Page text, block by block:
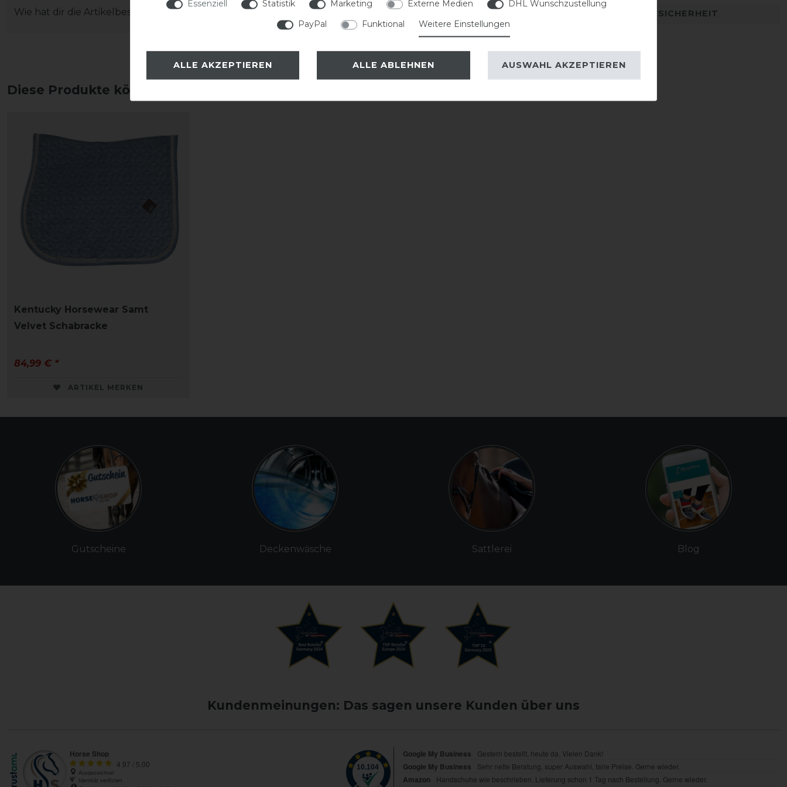
Wie hat dir die Artikelbeschreibung gefallen? DETAILS ZUR PRODUKTSICHERHEIT
Diese Produkte könnten dich auch interessieren
Kentucky Horsewear Samt
Velvet Schabracke
84,99 € *
ARTIKEL MERKEN
Gutscheine Deckenwäsche Sattlerei Blog
Kundenmeinungen: Das sagen unsere Kunden über uns
Essenziell Statistik Marketing Externe Medien
DHL Wunschzustellung
PayPal
Funktional Weitere Einstellungen
ALLE AKZEPTIEREN ALLE ABLEHNEN AUSWAHL AKZEPTIEREN